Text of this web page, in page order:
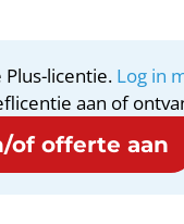
licentie. Log in
aan of
of offerte aan